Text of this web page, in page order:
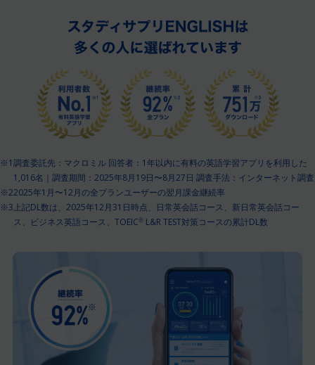
※1調査委託先：マクロミル 回答者：1年以内に有料の英語学習アプリを利用した
1,016名｜調査期間：2025年8月19日〜8月27日 調査手法：インターネット調査
※22025年1月〜12月の全プランユーザーの翌月課金継続率
※3 上記DL数は、2025年12月31日時点、日常英会話コース、新日常英会話コー
ス、ビジネス英語コース、TOEIC® L&R TEST対策コースの累計DL数